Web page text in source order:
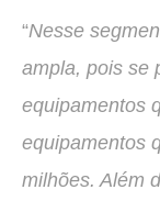
“Nesse
ampla, pois se
equipamentos
equipamentos
milhões. Além